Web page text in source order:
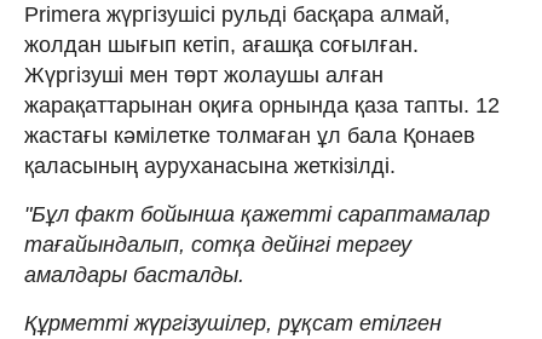
Primera жүргізушісі рульді басқара алмай,
жолдан шығып кетіп, ағашқа соғылған.
Жүргізуші мен төрт жолаушы алған
жарақаттарынан оқиға орнында қаза тапты. 12
жастағы кәмілетке толмаған ұл бала Қонаев
қаласының ауруханасына жеткізілді.
"Бұл факт бойынша қажетті сараптамалар
тағайындалып, сотқа дейінгі тергеу
амалдары басталды.
Құрметті жүргізушілер, рұқсат етілген